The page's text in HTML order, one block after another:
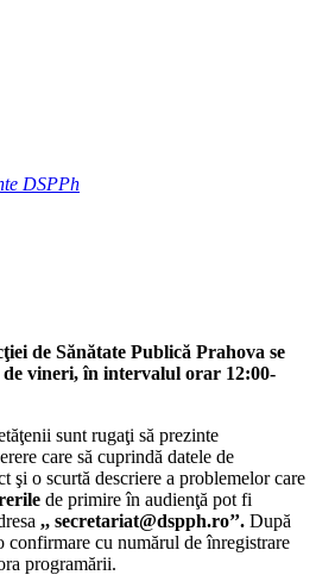
DSPPh
de Sănătate Publică Prahova se
vineri, în intervalul orar 12:00-
sunt rugaţi să prezinte
care să cuprindă datele de
şi o scurtă descriere a problemelor care
de primire în audienţă pot fi
,, secretariat@dspph.ro’’. După
cu numărul de înregistrare
programării.